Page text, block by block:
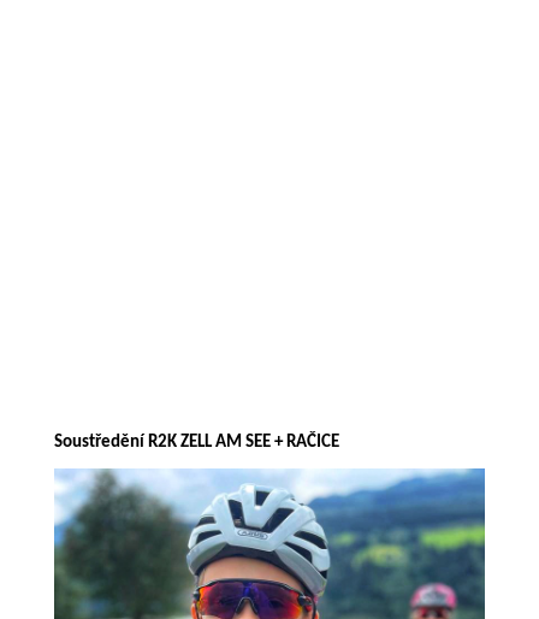
Soustředění R2K ZELL AM SEE + RAČICE